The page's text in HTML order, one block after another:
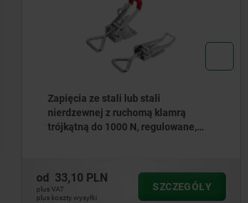
Zapięcia ze stali lub stali
nierdzewnej z ruchomą klamrą
trójkątną do 1000 N, regulowane,
od 33,10 PLN
plus VAT
plus koszty wysyłki
SZCZEGÓŁY